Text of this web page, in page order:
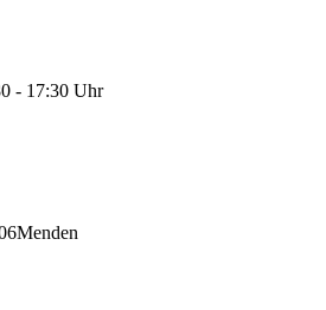
- 17:30 Uhr
Menden